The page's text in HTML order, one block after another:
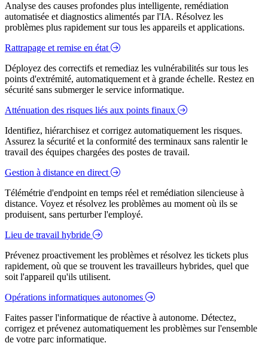
Analyse des causes profondes plus intelligente, remédiation
automatisée et diagnostics alimentés par l'IA. Résolvez les
problèmes plus rapidement sur tous les appareils et applications.
Rattrapage et remise en état
Déployez des correctifs et remediaz les vulnérabilités sur tous les
points d'extrémité, automatiquement et à grande échelle. Restez en
sécurité sans submerger le service informatique.
Atténuation des risques liés aux points finaux
Identifiez, hiérarchisez et corrigez automatiquement les risques.
Assurez la sécurité et la conformité des terminaux sans ralentir le
travail des équipes chargées des postes de travail.
Gestion à distance en direct
Télémétrie d'endpoint en temps réel et remédiation silencieuse à
distance. Voyez et résolvez les problèmes au moment où ils se
produisent, sans perturber l'employé.
Lieu de travail hybride
Prévenez proactivement les problèmes et résolvez les tickets plus
rapidement, où que se trouvent les travailleurs hybrides, quel que
soit l'appareil qu'ils utilisent.
Opérations informatiques autonomes
Faites passer l'informatique de réactive à autonome. Détectez,
corrigez et prévenez automatiquement les problèmes sur l'ensemble
de votre parc informatique.